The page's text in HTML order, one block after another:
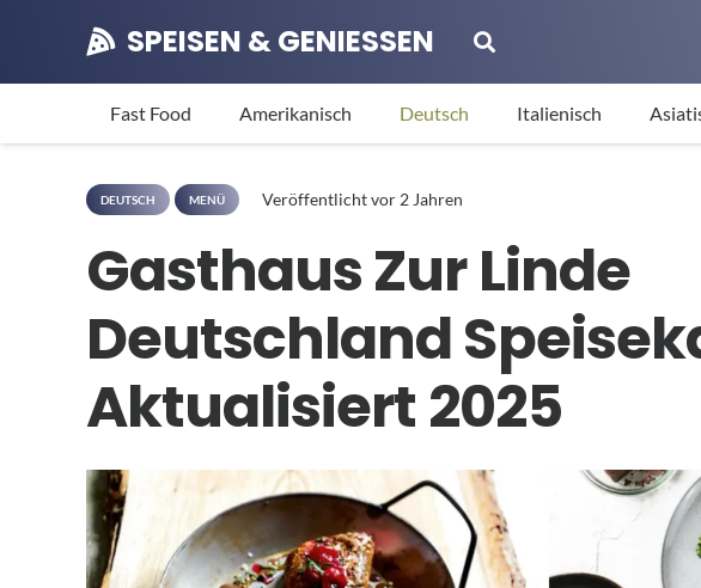
SPEISEN & GENIESSEN
Fast Food Amerikanisch Deutsch Italienisch
DEUTSCH MENÜ Veröffentlichtvor 2 Jahren
Gasthaus Zur Linde
Deutschland
Aktualisiert 2025